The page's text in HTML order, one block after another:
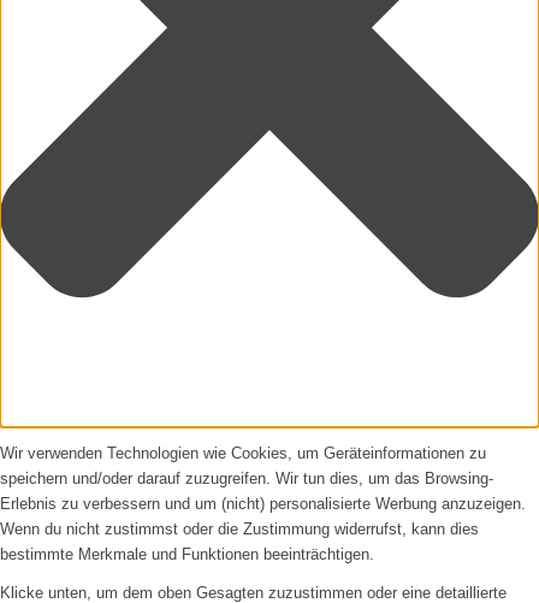
Wir verwenden Technologien wie Cookies, um Geräteinformationen zu
speichern und/oder darauf zuzugreifen. Wir tun dies, um das Browsing-
Erlebnis zu verbessern und um (nicht) personalisierte Werbung anzuzeigen.
Wenn du nicht zustimmst oder die Zustimmung widerrufst, kann dies
bestimmte Merkmale und Funktionen beeinträchtigen.
Klicke unten, um dem oben Gesagten zuzustimmen oder eine detaillierte